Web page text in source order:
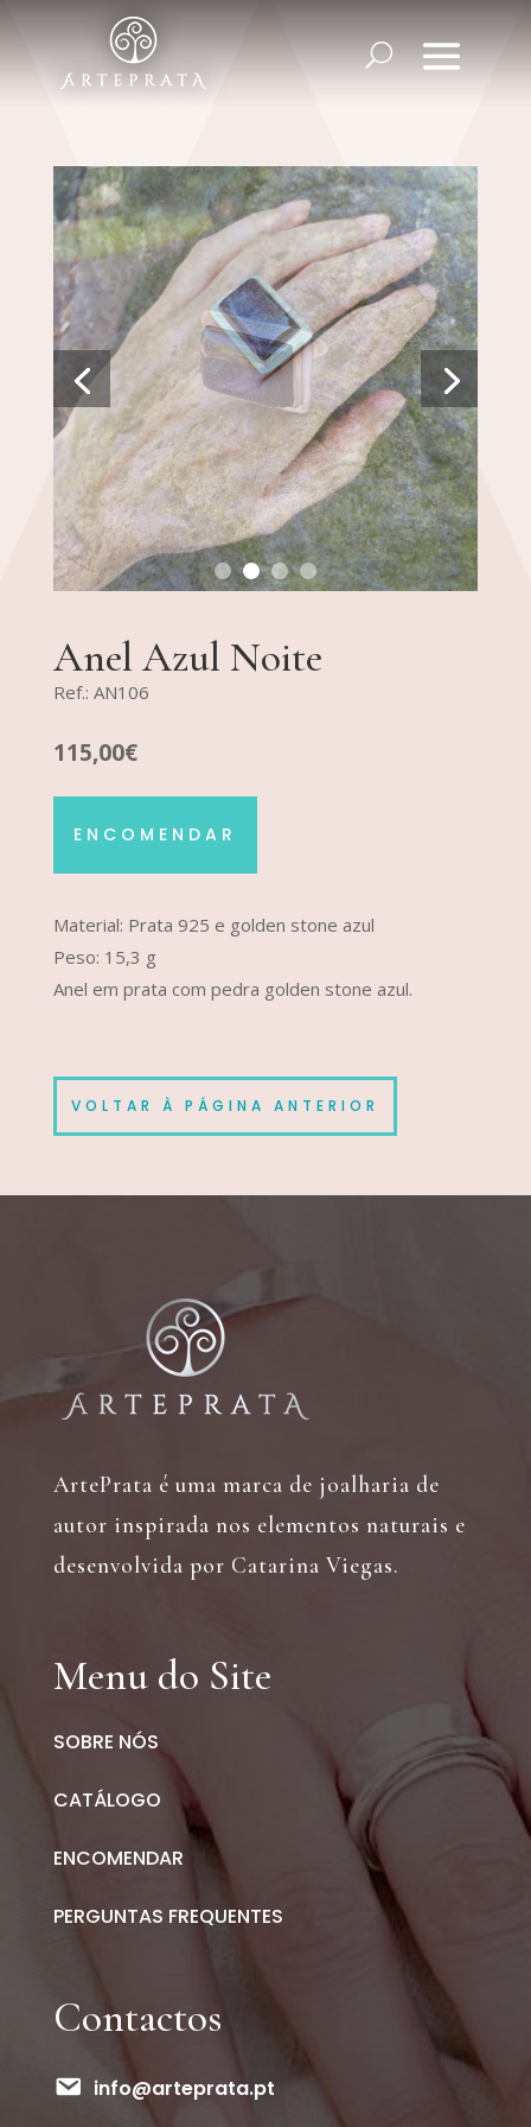
Anel Azul Noite
Ref.: AN106
115,00€
ENCOMENDAR
Material: Prata 925 e golden stone azul
Peso: 15,3 g
Anel em prata com pedra golden stone azul.
VOLTAR À PÁGINA ANTERIOR
ArtePrata é uma marca de joalharia de
autor inspirada nos elementos naturais e
desenvolvida por Catarina Viegas.
Menu do Site
SOBRE NÓS
CATÁLOGO
ENCOMENDAR
PERGUNTAS FREQUENTES
Contactos
info@arteprata.pt